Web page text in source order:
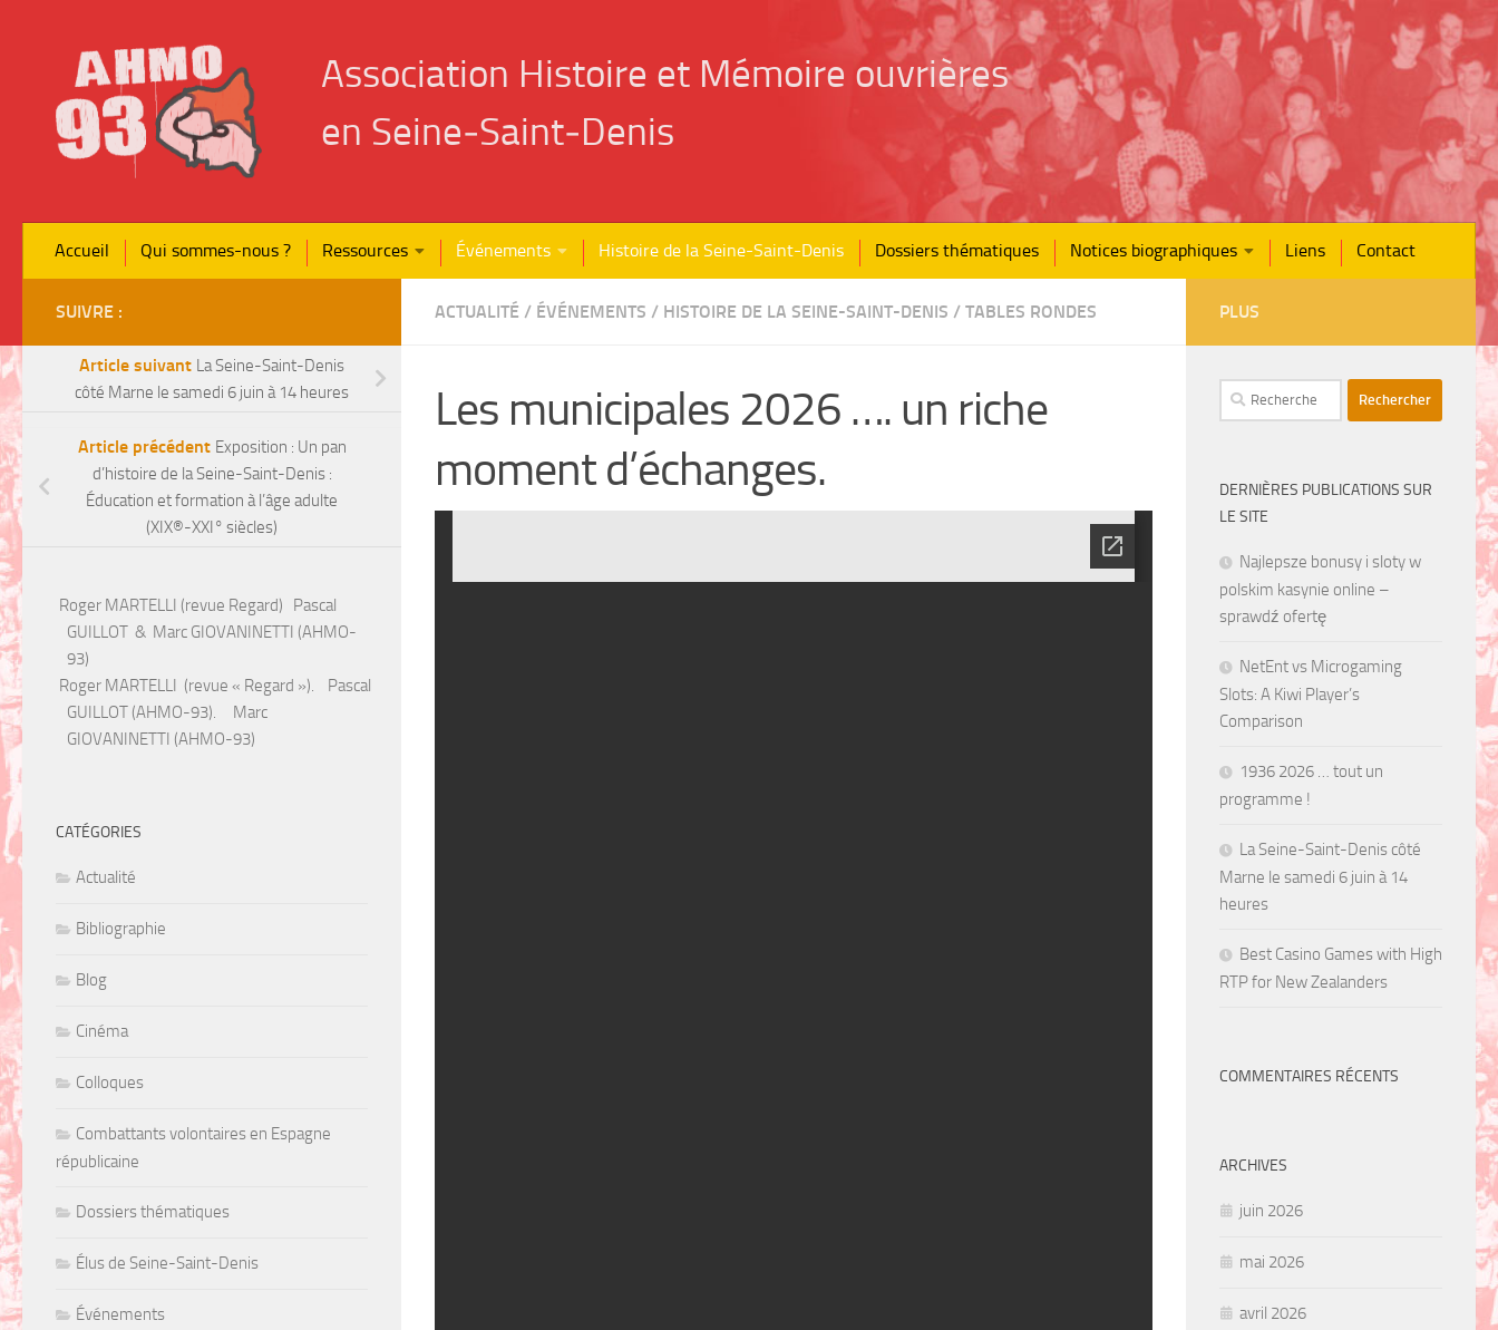
Association Histoire et Mémoire ouvrières
en Seine‑Saint‑Denis
Accueil Qui sommes-nous ? Ressources Événements Histoire de la Seine-Saint-Denis Dossiers thématiques Notices biographiques Liens Contact
ACTUALITÉ / ÉVÉNEMENTS / HISTOIRE DE LA SEINE-SAINT-DENIS / TABLES RONDES
Les municipales 2026 …. un riche
moment d’échanges.
SUIVRE :
Article suivant La Seine-Saint-Denis
côté Marne le samedi 6 juin à 14 heures
Article précédent Exposition : Un pan
d’histoire de la Seine-Saint-Denis :
Éducation et formation à l’âge adulte
(XIX®-XXI° siècles)
Roger MARTELLI (revue Regard) Pascal
GUILLOT & Marc GIOVANINETTI (AHMO-
93)
Roger MARTELLI (revue « Regard »). Pascal
GUILLOT (AHMO-93). Marc
GIOVANINETTI (AHMO-93)
CATÉGORIES
Actualité
Bibliographie
Blog
Cinéma
Colloques
Combattants volontaires en Espagne
républicaine
Dossiers thématiques
Élus de Seine-Saint-Denis
Événements
PLUS
Rechercher :
DERNIÈRES PUBLICATIONS SUR
LE SITE
Najlepsze bonusy i sloty w
polskim kasynie online –
sprawdź ofertę
NetEnt vs Microgaming
Slots: A Kiwi Player’s
Comparison
1936 2026 … tout un
programme !
La Seine-Saint-Denis côté
Marne le samedi 6 juin à 14
heures
Best Casino Games with High
RTP for New Zealanders
COMMENTAIRES RÉCENTS
ARCHIVES
juin 2026
mai 2026
avril 2026